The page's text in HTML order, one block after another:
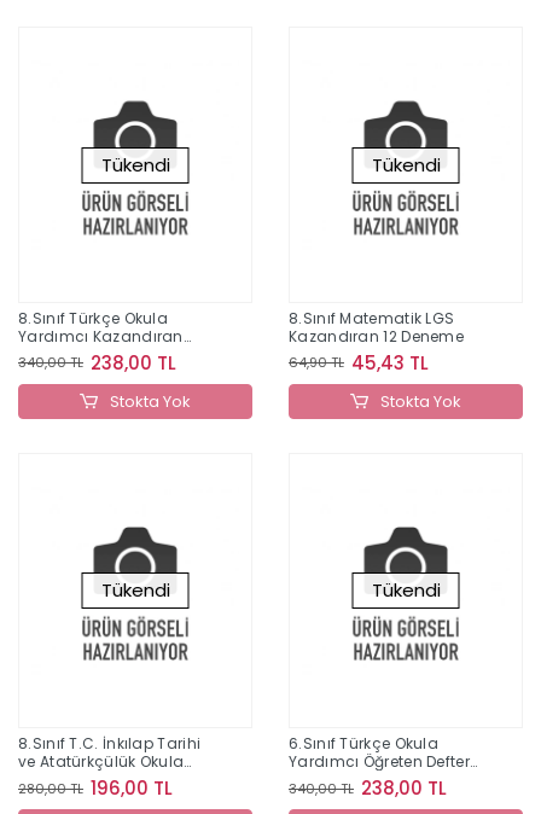
Tükendi
8.Sınıf Türkçe Okula
Yardımcı Kazandıran
Defter 2022
340,00 TL 238,00 TL
Stokta Yok
Tükendi
8.Sınıf Matematik LGS
Kazandıran 12 Deneme
64,90 TL 45,43 TL
Stokta Yok
Tükendi
8.Sınıf T.C. İnkılap Tarihi
ve Atatürkçülük Okula
Yardımcı Kazandıran
Defter
280,00 TL 196,00 TL
Tükendi
6.Sınıf Türkçe Okula
Yardımcı Öğreten Defter
2022
340,00 TL 238,00 TL